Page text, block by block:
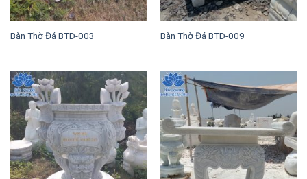
Bàn Thờ Đá BTD-003 Bàn Thờ Đá BTD-009